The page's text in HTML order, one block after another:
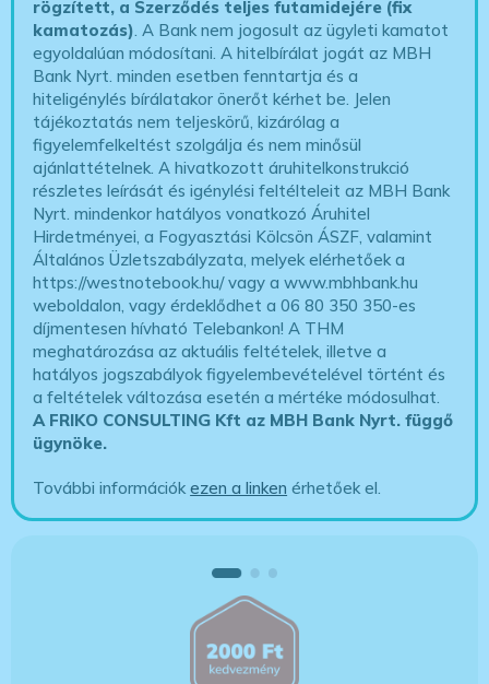
rögzített, a Szerződés teljes futamidejére (fix
kamatozás). A Bank nem jogosult az ügyleti kamatot
egyoldalúan módosítani. A hitelbírálat jogát az MBH
Bank Nyrt. minden esetben fenntartja és a
hiteligénylés bírálatakor önerőt kérhet be. Jelen
tájékoztatás nem teljeskörű, kizárólag a
figyelemfelkeltést szolgálja és nem minősül
ajánlattételnek. A hivatkozott áruhitelkonstrukció
részletes leírását és igénylési feltélteleit az MBH Bank
Nyrt. mindenkor hatályos vonatkozó Áruhitel
Hirdetményei, a Fogyasztási Kölcsön ÁSZF, valamint
Általános Üzletszabályzata, melyek elérhetőek a
https://westnotebook.hu/vagy a www.mbhbank.hu
weboldalon, vagy érdeklődhet a 06 80 350 350-es
díjmentesen hívható Telebankon! A THM
meghatározása az aktuális feltételek, illetve a
hatályos jogszabályok figyelembevételével történt és
a feltételek változása esetén a mértéke módosulhat.
A FRIKO CONSULTING Kft az MBH Bank Nyrt. függő
ügynöke.
További információkezen a linken érhetőek el.